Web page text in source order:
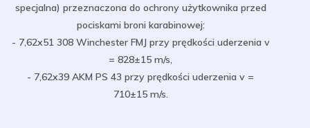
specjalna) przeznaczona do ochrony użytkownika przed
pociskami broni karabinowej:
- 7,62x51 308 Winchester FMJ przy prędkości uderzenia v
= 828±15 m/s,
- 7,62x39 AKM PS 43 przy prędkości uderzenia v =
710±15 m/s.